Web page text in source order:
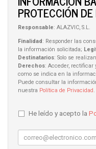
PROTECCIÓN
Responsable: ALAZVIC, S.L.
Finalidad: Responder las
la información solicitada;
Destinatarios: Solo se
Derechos: Acceder, rectificar
como se indica en la
Puede consultar la
nuestra Política de Privacidad.
He leído y acepto la